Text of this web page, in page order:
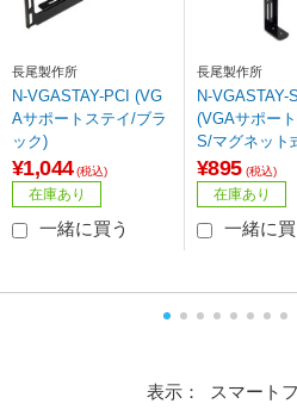
長尾製作所
N-VGASTAY-PCI (VG
Aサポートステイ/ブラ
ック)
¥1,044 (税込)
在庫あり
一緒に買う
長尾製作所
N-VGASTAY-
(VGAサポー
S/マグネット
ク
¥895 (税込)
在庫あり
一緒に買
表示： スマート